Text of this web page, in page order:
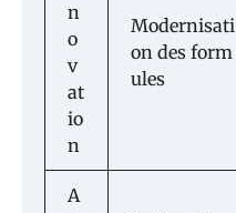
n
o
v
at
io
n
Modernisati
on des form
ules
A